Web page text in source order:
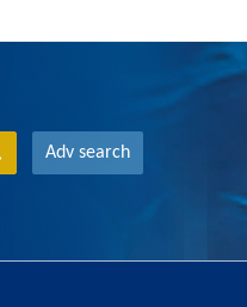
Adv search